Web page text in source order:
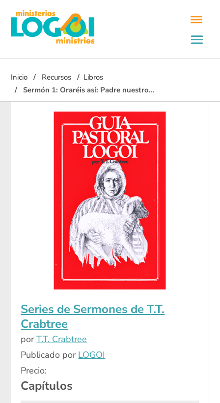
Inicio Recursos
Libros
Sermón 1: Oraréis así: Padre nuestro…
Series de Sermones de T.T.
Crabtree
porT.T. Crabtree
Publicado por LOGOI
Precio:
Capítulos